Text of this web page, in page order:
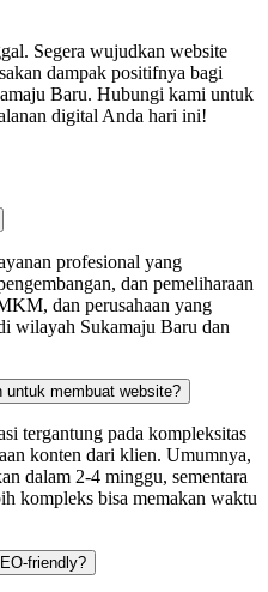
Segera wujudkan website
dampak positifnya bagi
Baru. Hubungi kami untuk
digital Anda hari ini!
profesional yang
dan pemeliharaan
dan perusahaan yang
wilayah Sukamaju Baru dan
untuk membuat website?
tergantung pada kompleksitas
konten dari klien. Umumnya,
dalam 2-4 minggu, sementara
kompleks bisa memakan waktu
friendly?